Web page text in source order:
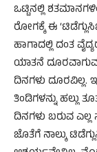
ಒಟ್ಟಿನಲ್ಲಿ
ರೋಗಕ್ಕೆ ಈ
ಹಾಗಾದಲ್ಲಿ ದಂತ
ಯಾತನೆ ದೂರವಾಗುವ
ದಿನಗಳು
ತಿಂಡಿಗಳನ್ನು ಹಲ್ಲು
ದಿನಗಳು ಬರುವ ಎಲ್ಲ
ಜೊತೆಗೆ ನಾಲ್ಕು